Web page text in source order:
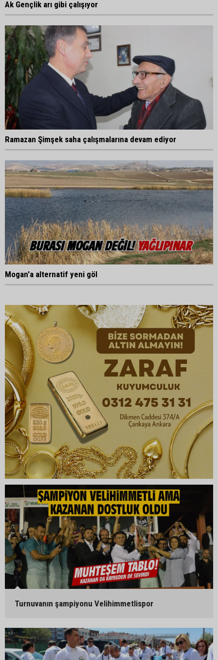
Ak Gençlik arı gibi çalışıyor
Ramazan Şimşek saha çalışmalarına devam ediyor
Mogan'a alternatif yeni göl
Turnuvanın şampiyonu Velihimmetlispor